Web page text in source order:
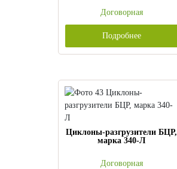
Договорная
Подробнее
Циклоны-разгрузители БЦР,
марка 340-Л
Договорная